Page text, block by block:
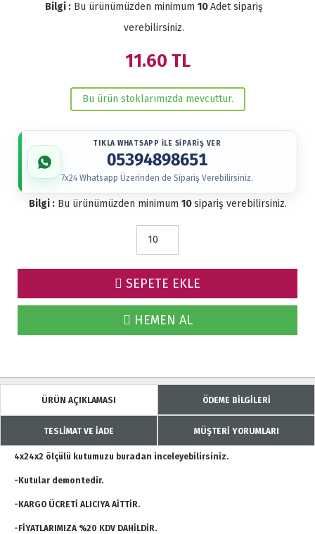
Bilgi : Bu ürünümüzden minimum 10Adet sipariş
verebilirsiniz.
11.60 TL
Bu ürün stoklarımızda mevcuttur.
TIKLA WHATSAPP İLE SİPARİŞ VER
05394898651
7x24 Whatsapp Üzerinden de Sipariş Verebilirsiniz.
Bilgi :Bu ürünümüzden minimum 10sipariş verebilirsiniz.
SEPETE EKLE
HEMEN AL
ÜRÜN AÇIKLAMASI ÖDEME BİLGİLERİ
TESLİMAT VE İADE MÜŞTERİ YORUMLARI
4x24x2 ölçülü kutumuzu buradan inceleyebilirsiniz.
-Kutular demontedir.
-KARGO ÜCRETİ ALICIYA AİTTİR.
-FİYATLARIMIZA %20 KDV DAHİLDİR.